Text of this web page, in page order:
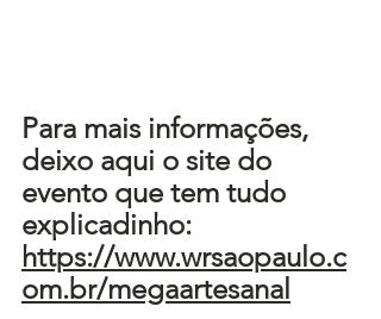
Para mais informações,
deixo aqui o site do
evento que tem tudo
explicadinho:
https://www.wrsaopaulo.c
om.br/megaartesanal